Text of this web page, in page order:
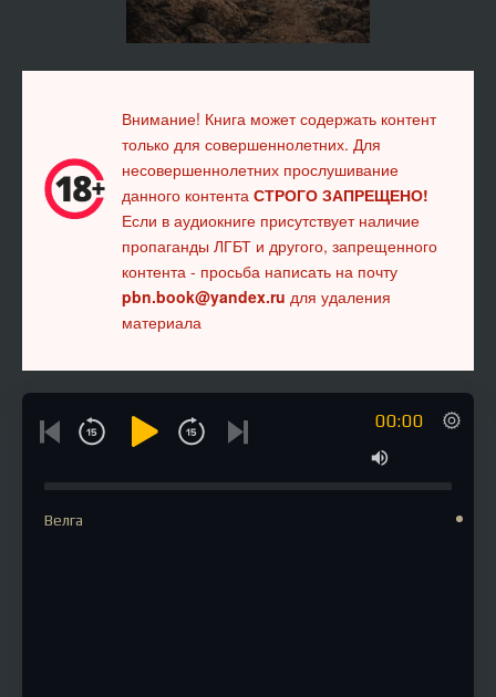
Внимание! Книга может содержать контент
только для совершеннолетних. Для
несовершеннолетних прослушивание
данного контента СТРОГО ЗАПРЕЩЕНО!
Если в аудиокниге присутствует наличие
пропаганды ЛГБТ и другого, запрещенного
контента - просьба написать на почту
pbn.book@yandex.ru для удаления
материала
00:00
Велга